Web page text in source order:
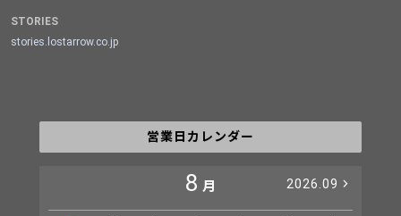
STORIES
stories.lostarrow.co.jp
営業日カレンダー
8 月 2026.09